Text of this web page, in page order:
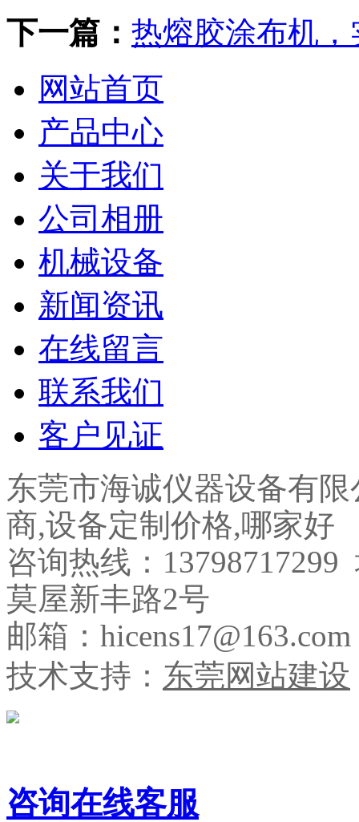
下一篇： 热熔胶涂布机
网站首页
产品中心
关于我们
公司相册
机械设备
新闻资讯
在线留言
联系我们
客户见证
东莞市海诚仪器设备有
商,设备定制价格,哪家好
咨询热线：
莫屋新丰路2号
邮箱：hicens17@163.com
技术支持： 东莞网站建设
咨询在线客服